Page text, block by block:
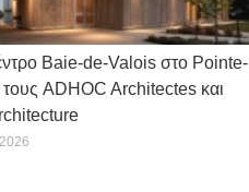
Baie-de-Valois στο Pointe-
ADHOC Architectes και